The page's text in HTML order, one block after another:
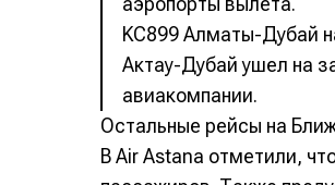
KC899 Алматы-Дубай
Актау-Дубай ушел на
авиакомпании.
Остальные рейсы на
В Air Astana отметили,